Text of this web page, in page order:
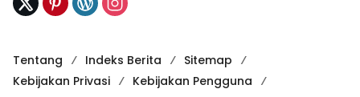
Tentang Indeks Berita
Sitemap
Kebijakan Privasi
Kebijakan Pengguna